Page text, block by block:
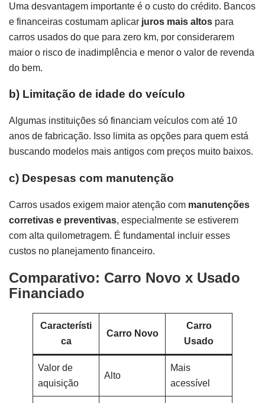
Uma desvantagem importante é o custo do crédito. Bancos
e financeiras costumam aplicar juros mais altos para
carros usados do que para zero km, por considerarem
maior o risco de inadimplência e menor o valor de revenda
do bem.
b) Limitação de idade do veículo
Algumas instituições só financiam veículos com até 10
anos de fabricação. Isso limita as opções para quem está
buscando modelos mais antigos com preços muito baixos.
c) Despesas com manutenção
Carros usados exigem maior atenção com manutenções
corretivas e preventivas, especialmente se estiverem
com alta quilometragem. É fundamental incluir esses
custos no planejamento financeiro.
Comparativo: Carro Novo x Usado
Financiado
Característi
ca
Carro Novo
Carro
Usado
Valor de
aquisição
Alto
Mais
acessível